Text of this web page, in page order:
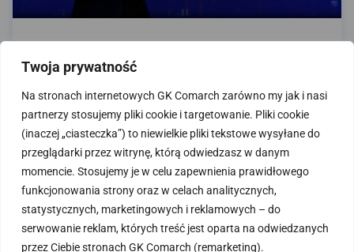
Twoja prywatność
Na stronach internetowych GK Comarch zarówno my jak i nasi
partnerzy stosujemy pliki cookie i targetowanie. Pliki cookie
(inaczej „ciasteczka”) to niewielkie pliki tekstowe wysyłane do
przeglądarki przez witrynę, którą odwiedzasz w danym
momencie. Stosujemy je w celu zapewnienia prawidłowego
funkcjonowania strony oraz w celach analitycznych,
statystycznych, marketingowych i reklamowych – do
serwowanie reklam, których treść jest oparta na odwiedzanych
przez Ciebie stronach GK Comarch (remarketing).
Dodatkowe informacje o towarze
(e-Sklep / Optima)
W czwartym odcinku omówimy jak wprowadzić do
Comarch e-Sklepu dodatkowe informacje o towarze
takie jak zdjęcia, opisy i atrybuty.